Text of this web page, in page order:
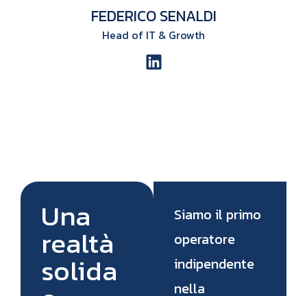
FEDERICO SENALDI
Head of IT & Growth
Una
realtà
solida
Siamo il primo
operatore
indipendente
nella